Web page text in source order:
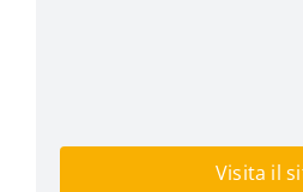
Visita il